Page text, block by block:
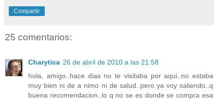
Compartir
25 comentarios:
Charytica 26 de abril de 2010 a las 21:58
hola, amigo..hace dias no te visitaba por aqui..no estaba
muy bien ni de a nimo ni de salud..pero ya voy saliendo..q
buena recomendacion..lo q no se es donde se compra esa